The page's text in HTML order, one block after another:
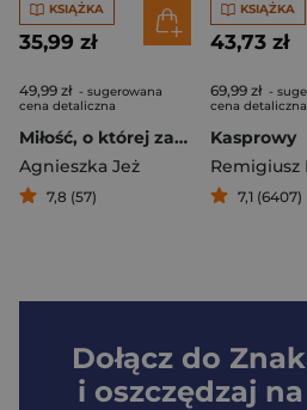
KSIĄŻKA
35,99 zł
49,99 zł - sugerowana
cena detaliczna
Miłość, o której zapomniałam
Agnieszka Jeż
7,8 (57)
KSIĄŻKA
43,73 zł
69,99 zł -
cena detaliczna
Kasprowy
Remigiusz
7,1 (6407)
Dołącz do Znak
i oszczędzaj